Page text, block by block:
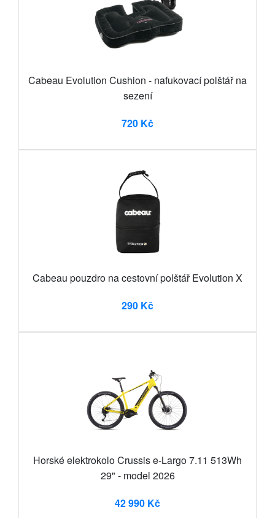
Cabeau Evolution Cushion - nafukovací polštář na
sezení
720 Kč
Cabeau pouzdro na cestovní polštář Evolution X
290 Kč
Horské elektrokolo Crussis e-Largo 7.11 513Wh
29" - model 2026
42 990 Kč